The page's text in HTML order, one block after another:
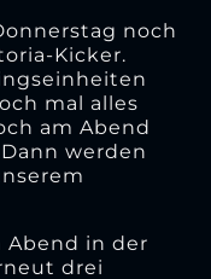
noch
Kicker.
mal alles
am Abend
werden
Abend in der
drei